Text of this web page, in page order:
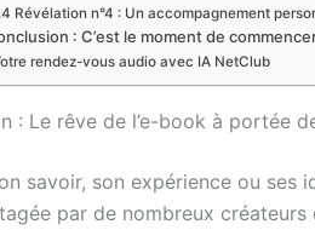
Révélation n°4 : Un accompagnement
: C’est le moment de
rendez-vous audio avec IA NetClub
: Le rêve de l’e-book à portée
savoir, son expérience ou ses
par de nombreux créateurs